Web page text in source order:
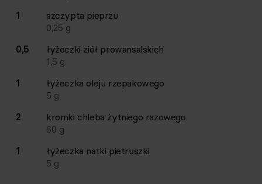
1
szczypta pieprzu
0,25 g
0,5
łyżeczki ziół prowansalskich
1,5 g
1
łyżeczka oleju rzepakowego
5 g
2
kromki chleba żytniego razowego
60 g
1
łyżeczka natki pietruszki
5 g